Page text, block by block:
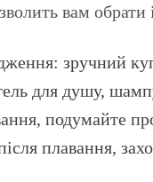
вам
зручний
гель для душу,
подумайте
плавання,